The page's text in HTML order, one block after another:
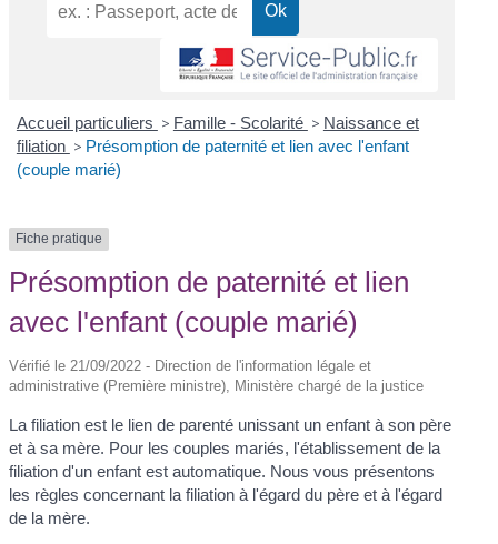
Accueil particuliers > Famille - Scolarité > Naissance et
filiation > Présomption de paternité et lien avec l'enfant
(couple marié)
Fiche pratique
Présomption de paternité et lien
avec l'enfant (couple marié)
Vérifié le 21/09/2022 - Direction de l'information légale et
administrative (Première ministre), Ministère chargé de la justice
La filiation est le lien de parenté unissant un enfant à son père
et à sa mère. Pour les couples mariés, l'établissement de la
filiation d'un enfant est automatique. Nous vous présentons
les règles concernant la filiation à l'égard du père et à l'égard
de la mère.